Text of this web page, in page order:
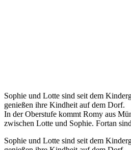
Sophie und Lotte sind seit dem
genießen ihre Kindheit auf dem Dorf.
In der Oberstufe kommt Romy aus
zwischen Lotte und Sophie. Fortan
Sophie und Lotte sind seit dem